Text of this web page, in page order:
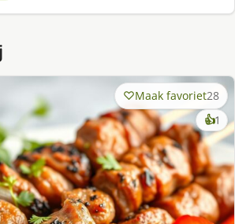
Maak favoriet28
👍1